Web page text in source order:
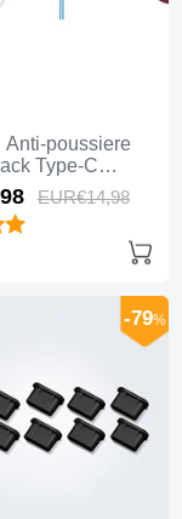
Anti-poussiere
Type-C
H12 Bleu
98 EUR€14,98
-79%